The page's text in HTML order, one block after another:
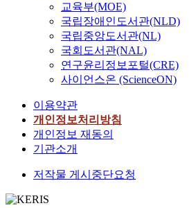
교육부(MOE)
국립장애인도서관(NLD)
국립중앙도서관(NL)
국회도서관(NAL)
연구윤리정보포털(CRE)
사이언스온 (ScienceON)
이용약관
개인정보처리방침
개인정보 재동의
기관소개
저작물 게시중단요청